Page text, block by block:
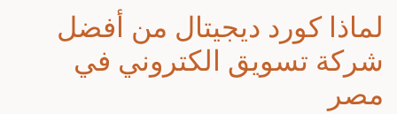
لماذا كورد ديجيتال من أفضل
شركة تسويق الكتروني في
مصر